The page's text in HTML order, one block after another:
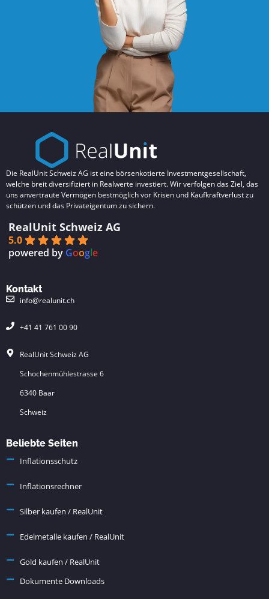
Die RealUnit Schweiz AG ist eine börsenkotierte Investmentgesellschaft,
welche breit diversifiziert in Realwerte investiert. Wir verfolgen das Ziel, das
uns anvertraute Vermögen bestmöglich vor Krisen und Kaufkraftverlust zu
schützen und das Privateigentum zu sichern.
RealUnit Schweiz AG
5.0
powered by Google
Kontakt
info@realunit.ch
+41 41 761 00 90
RealUnit Schweiz AG
Schochenmühlestrasse 6
6340 Baar
Schweiz
Beliebte Seiten
Inflationsschutz
Inflationsrechner
Silber kaufen / RealUnit
Edelmetalle kaufen / RealUnit
Gold kaufen / RealUnit
Dokumente Downloads